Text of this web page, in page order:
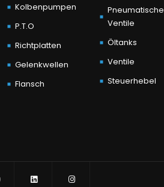
Kolbenpumpen
P.T.O
Richtplatten
Gelenkwellen
Flansch
Pneumatische
Ventile
Öltanks
Ventile
Steuerhebel